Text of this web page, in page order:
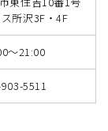
所沢3F・4F
～21:00
5511